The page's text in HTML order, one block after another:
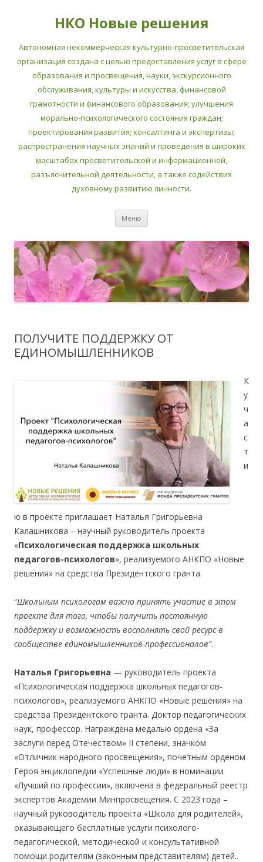
НКО Новые решения
Автономная некоммерческая культурно-просветительская
организация создана с целью предоставления услуг в сфере
образования и просвещения, науки, экскурсионного
обслуживания, культуры и искусства, финансовой
грамотности и финансового образования; улучшения
морально-психологического состояния граждан;
проектирования развития; консалтинга и экспертизы;
распространения научных знаний и проведения в широких
масштабах просветительской и информационной,
разъяснительной деятельности, а также содействия
духовному развитию личности.
Меню
ПОЛУЧИТЕ ПОДДЕРЖКУ ОТ
ЕДИНОМЫШЛЕННИКОВ
К
у
ч
а
с
т
и
ю в проекте приглашает Наталья Григорьевна
Калашникова – научный руководитель проекта
«Психологическая поддержка школьных
педагогов-психологов», реализуемого АНКПО «Новые
решения» на средства Президентского гранта.
“Школьным психологам важно принять участие в этом
проекте для того, чтобы получить постоянную
поддержку и возможность восполнять свой ресурс в
сообществе единомышленников-профессионалов”.
Наталья Григорьевна — руководитель проекта
«Психологическая поддержка школьных педагогов-
психологов», реализуемого АНКПО «Новые решения» на
средства Президентского гранта. Доктор педагогических
наук, профессор. Награждена медалью ордена «За
заслуги перед Отечеством» II степени, значком
«Отличник народного просвещения», почетным орденом
Героя энциклопедии «Успешные люди» в номинации
«Лучший по профессии», включена в федеральный реестр
экспертов Академии Минпросвещения. С 2023 года –
научный руководитель проекта «Школа для родителей»,
оказывающего бесплатные услуги психолого-
педагогической, методической и консультативной
помощи родителям (законным представителям) детей..